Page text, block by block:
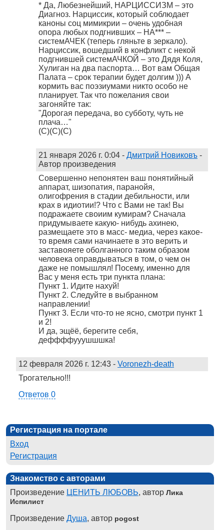
* Да, Любезнейший, НАРЦИССИЗМ – это
Диагноз. Нарциссик, который соблюдает
каноны соц мимикрии – очень удобная
опора любых подгнивших – НА*** –
системАЧЕК (теперь гляньте в зеркало).
Нарциссик, вошедший в конфликт с некой
подгнившей системАЧКОЙ – это Дядя Коля,
Хулиган на два паспорта… Вот вам Общая
Палата – срок терапии будет долгим ))) А
кормить вас поэзиумами никто особо не
планирует. Так что пожелания свои
загоняйте так:
"Дорогая передача, во субботу, чуть не
плача…"
(С)(С)(С)
21 января 2026 г. 0:04 - Дмитрий Новиковъ -
Автор произведения
Совершенно непонятен ваш понятийный
аппарат, шизопатия, паранойя,
олигофрения в стадии дебильности, или
крах в идиотии!? Что с Вами не так! Вы
подражаете своиим кумирам? Сначала
придумываете какую- нибудь ахинею,
размещаете это в масс- медиа, через какое-
то время сами начинаете в это верить и
заставояете оболганного таким образом
человека оправдываться в том, о чем он
даже не помышлял! Посему, именно для
Вас у меня есть три пункта плана:
Пункт 1. Идите нахуй!
Пункт 2. Следуйте в выбранном
направлении!
Пункт 3. Если что-то не ясно, смотри пункт 1
и 2!
И да, эщёё, берегите себя,
деффффууушшшка!
12 февраля 2026 г. 12:43 - Voronezh-death
Трогательно!!!
Ответов 0
Регистрация на портале
Вход
Регистрация
Знакомство с авторами
Произведение ЦЕНИТЬ ЛЮБОВЬ, автор Лика
Испилист
Произведение Душа, автор pogost